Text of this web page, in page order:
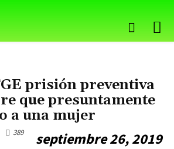
prisión preventiva
que presuntamente
a una mujer
septiembre 26, 2019
389